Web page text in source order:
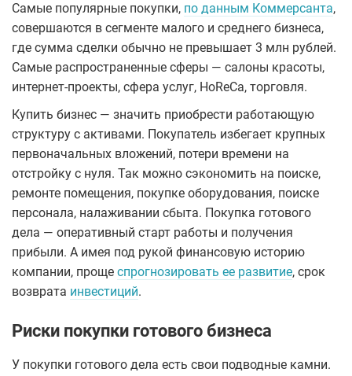
Самые популярные покупки, по данным Коммерсанта,
совершаются в сегменте малого и среднего бизнеса,
где сумма сделки обычно не превышает 3 млн рублей.
Самые распространенные сферы — салоны красоты,
интернет-проекты, сфера услуг, HoReCa, торговля.
Купить бизнес — значить приобрести работающую
структуру с активами. Покупатель избегает крупных
первоначальных вложений, потери времени на
отстройку с нуля. Так можно сэкономить на поиске,
ремонте помещения, покупке оборудования, поиске
персонала, налаживании сбыта. Покупка готового
дела — оперативный старт работы и получения
прибыли. А имея под рукой финансовую историю
компании, проще спрогнозировать ее развитие, срок
возврата инвестиций.
Риски покупки готового бизнеса
У покупки готового дела есть свои подводные камни.